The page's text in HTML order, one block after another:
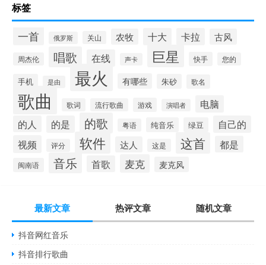
标签
一首 俄罗斯 关山 农牧 十大 卡拉 古风
周杰伦 唱歌 在线 声卡 巨星 快手 您的
手机 是由 最火 有哪些 朱砂 歌名
歌曲 歌词 流行歌曲 游戏 演唱者 电脑
的人 的是 的歌 粤语 纯音乐 绿豆 自己的
视频 评分 软件 达人 这是 这首 都是
闽南语 音乐 首歌 麦克 麦克风
最新文章 热评文章 随机文章
抖音网红音乐
抖音排行歌曲